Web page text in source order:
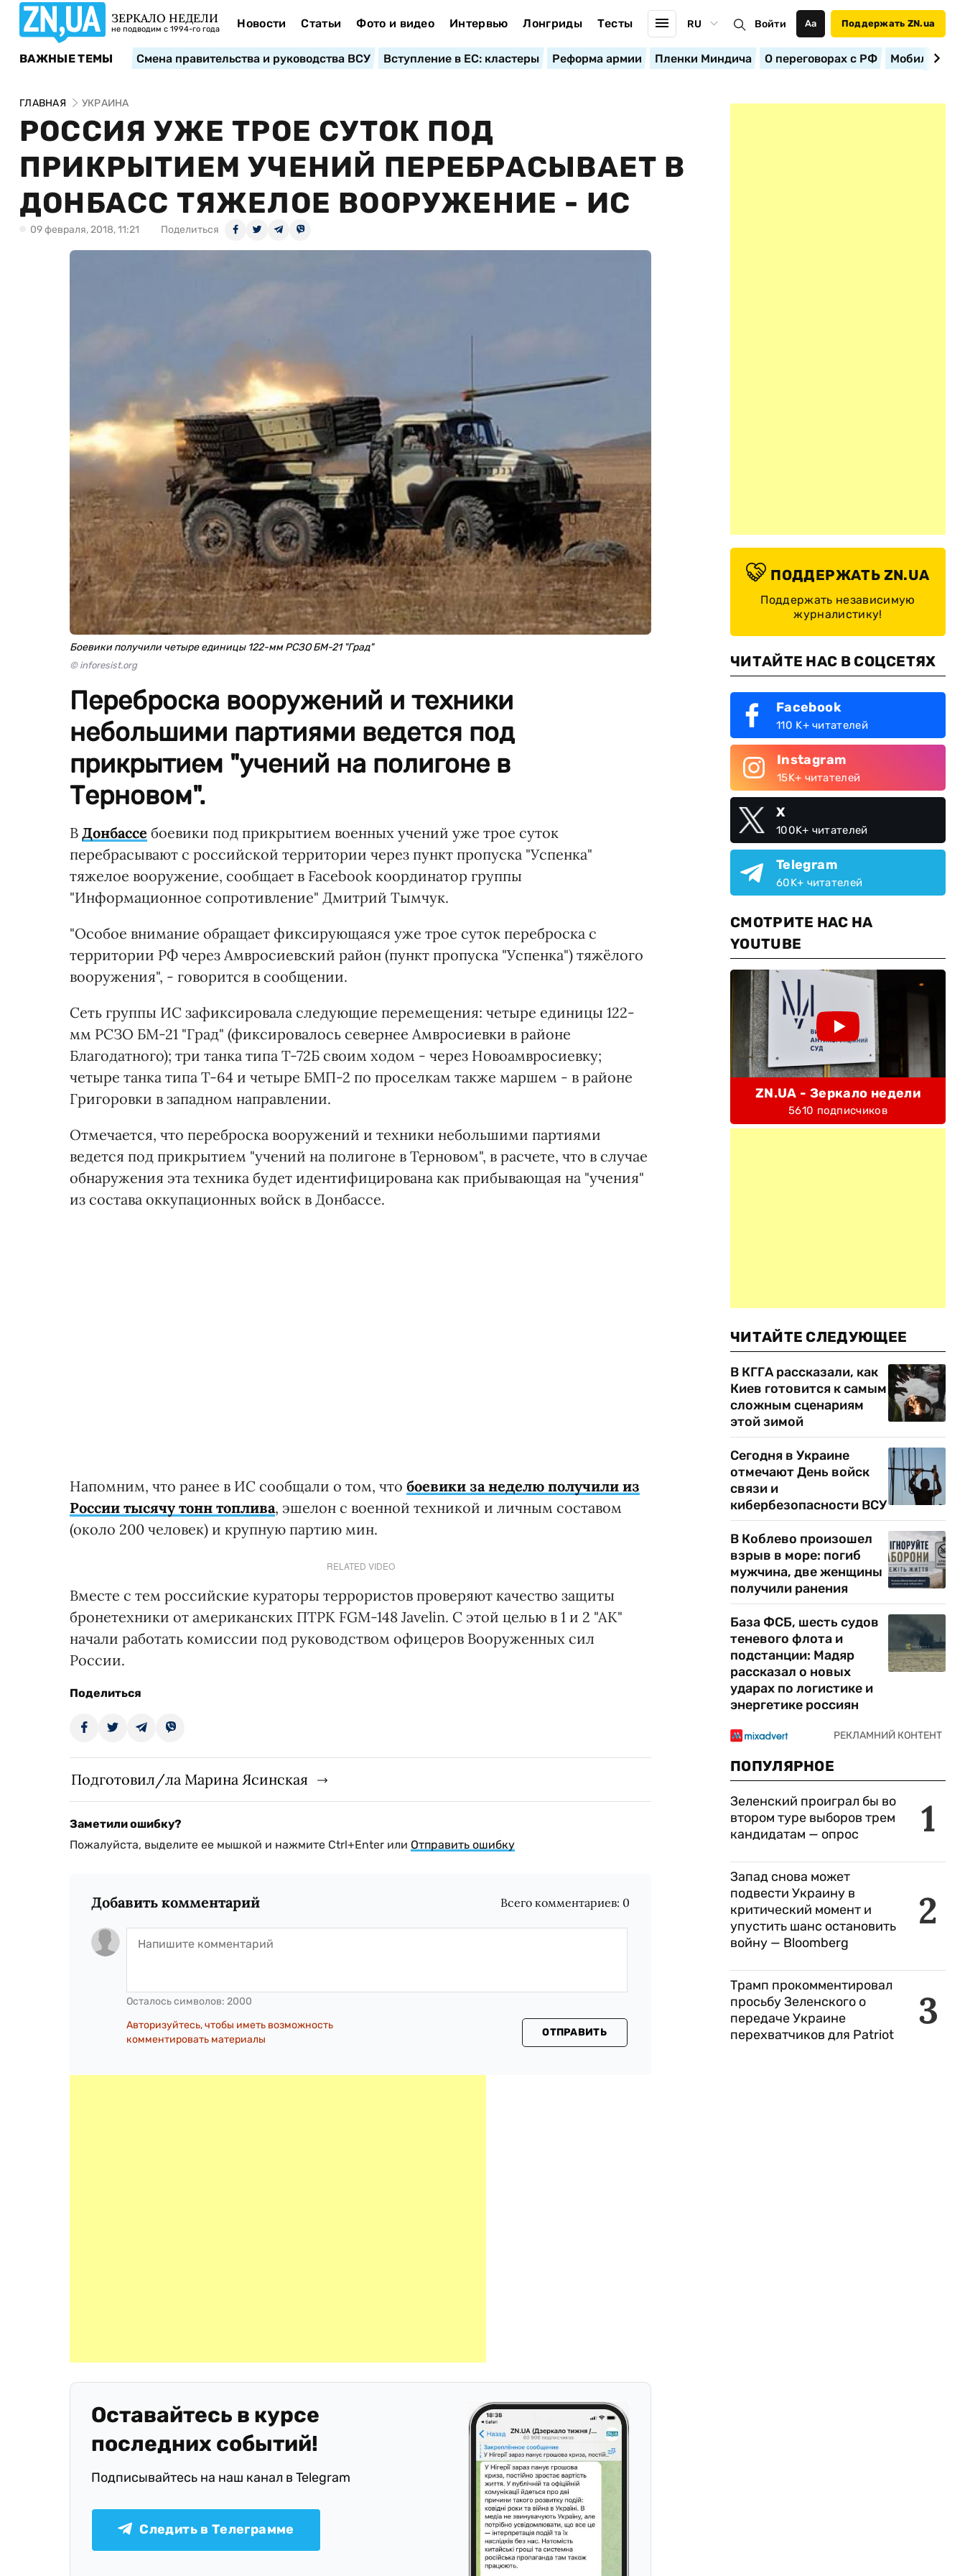
ЗЕРКАЛО НЕДЕЛИ
не подводим с 1994-го года Новости Статьи Фото и видео Интервью Лонгриды Тесты RU Войти Аа Поддержать ZN.ua
ВАЖНЫЕ ТЕМЫ Смена правительства и руководства ВСУ Вступление в ЕС: кластеры Реформа армии Пленки Миндича О переговорах с РФ
ГЛАВНАЯ УКРАИНА
РОССИЯ УЖЕ ТРОЕ СУТОК ПОД
ПРИКРЫТИЕМ УЧЕНИЙ ПЕРЕБРАСЫВАЕТ В
ДОНБАСС ТЯЖЕЛОЕ ВООРУЖЕНИЕ - ИС
09 февраля, 2018, 11:21 Поделиться
Боевики получили четыре единицы 122-мм РСЗО БМ-21 "Град"
© inforesist.org
Переброска вооружений и техники
небольшими партиями ведется под
прикрытием "учений на полигоне в
Терновом".
В Донбассе боевики под прикрытием военных учений уже трое суток
перебрасывают с российской территории через пункт пропуска "Успенка"
тяжелое вооружение, сообщает в Facebook координатор группы
"Информационное сопротивление" Дмитрий Тымчук.
"Особое внимание обращает фиксирующаяся уже трое суток переброска с
территории РФ через Амвросиевский район (пункт пропуска "Успенка") тяжёлого
вооружения", - говорится в сообщении.
Сеть группы ИС зафиксировала следующие перемещения: четыре единицы 122-
мм РСЗО БМ-21 "Град" (фиксировалось севернее Амвросиевки в районе
Благодатного); три танка типа Т-72Б своим ходом - через Новоамвросиевку;
четыре танка типа Т-64 и четыре БМП-2 по проселкам также маршем - в районе
Григоровки в западном направлении.
Отмечается, что переброска вооружений и техники небольшими партиями
ведется под прикрытием "учений на полигоне в Терновом", в расчете, что в случае
обнаружения эта техника будет идентифицирована как прибывающая на "учения"
из состава оккупационных войск в Донбассе.
Напомним, что ранее в ИС сообщали о том, что боевики за неделю получили из
России тысячу тонн топлива, эшелон с военной техникой и личным составом
(около 200 человек) и крупную партию мин.
RELATED VIDEO
Вместе с тем российские кураторы террористов проверяют качество защиты
бронетехники от американских ПТРК FGM-148 Javelin. С этой целью в 1 и 2 "АК"
начали работать комиссии под руководством офицеров Вооруженных сил
России.
Поделиться
Подготовил/ла Марина Ясинская
Заметили ошибку?
Пожалуйста, выделите ее мышкой и нажмите Ctrl+Enter или Отправить ошибку
Добавить комментарий Всего комментариев: 0
Осталось символов: 2000
Авторизуйтесь, чтобы иметь возможность
комментировать материалы
ОТПРАВИТЬ
Оставайтесь в курсе
последних событий!
Подписывайтесь на наш канал в Telegram
Следить в Телеграмме
ПОДДЕРЖАТЬ ZN.UA
Поддержать независимую
журналистику!
ЧИТАЙТЕ НАС В СОЦСЕТЯХ
Facebook
110 K+ читателей
Instagram
15K+ читателей
X
100K+ читателей
Telegram
60K+ читателей
СМОТРИТЕ НАС НА
YOUTUBE
ZN.UA - Зеркало недели
5610 подписчиков
ЧИТАЙТЕ СЛЕДУЮЩЕЕ
В КГГА рассказали, как
Киев готовится к самым
сложным сценариям
этой зимой
Сегодня в Украине
отмечают День войск
связи и
кибербезопасности ВСУ
В Коблево произошел
взрыв в море: погиб
мужчина, две женщины
получили ранения
База ФСБ, шесть судов
теневого флота и
подстанции: Мадяр
рассказал о новых
ударах по логистике и
энергетике россиян
ПОПУЛЯРНОЕ
1
Зеленский проиграл бы во
втором туре выборов трем
кандидатам — опрос
2
Запад снова может
подвести Украину в
критический момент и
упустить шанс остановить
войну — Bloomberg
3
Трамп прокомментировал
просьбу Зеленского о
передаче Украине
перехватчиков для Patriot